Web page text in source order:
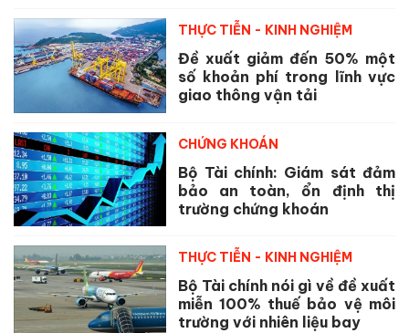
THỰC TIỄN - KINH NGHIỆM
Đề xuất giảm đến 50% một
số khoản phí trong lĩnh vực
giao thông vận tải
CHỨNG KHOÁN
Bộ Tài chính: Giám sát đảm
bảo an toàn, ổn định thị
trường chứng khoán
THỰC TIỄN - KINH NGHIỆM
Bộ Tài chính nói gì về đề xuất
miễn 100% thuế bảo vệ môi
trường với nhiên liệu bay